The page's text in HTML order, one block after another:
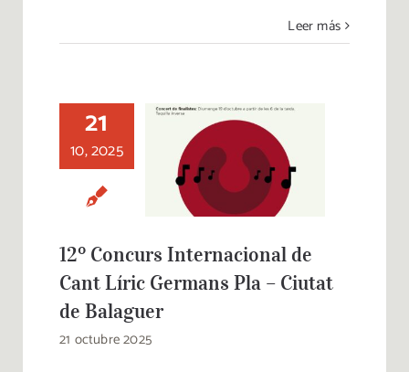
Leer más
21
10, 2025
12º Concurs
Internacional de
Cant Líric Germans
Pla – Ciutat de
12º Concurs Internacional de
Cant Líric Germans Pla – Ciutat
de Balaguer
21 octubre 2025